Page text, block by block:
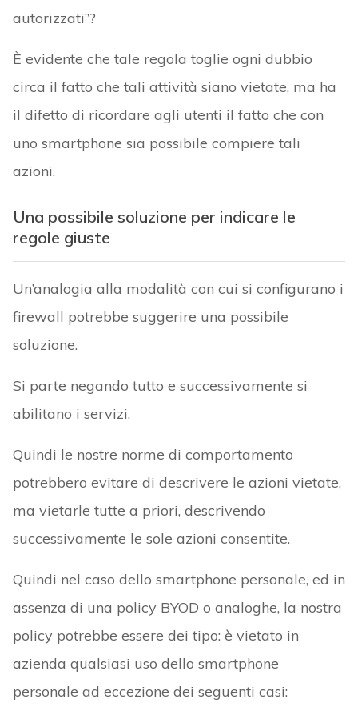
autorizzati”?
È evidente che tale regola toglie ogni dubbio
circa il fatto che tali attività siano vietate, ma ha
il difetto di ricordare agli utenti il fatto che con
uno smartphone sia possibile compiere tali
azioni.
Una possibile soluzione per indicare le
regole giuste
Un’analogia alla modalità con cui si configurano i
firewall potrebbe suggerire una possibile
soluzione.
Si parte negando tutto e successivamente si
abilitano i servizi.
Quindi le nostre norme di comportamento
potrebbero evitare di descrivere le azioni vietate,
ma vietarle tutte a priori, descrivendo
successivamente le sole azioni consentite.
Quindi nel caso dello smartphone personale, ed in
assenza di una policy BYOD o analoghe, la nostra
policy potrebbe essere dei tipo: è vietato in
azienda qualsiasi uso dello smartphone
personale ad eccezione dei seguenti casi: